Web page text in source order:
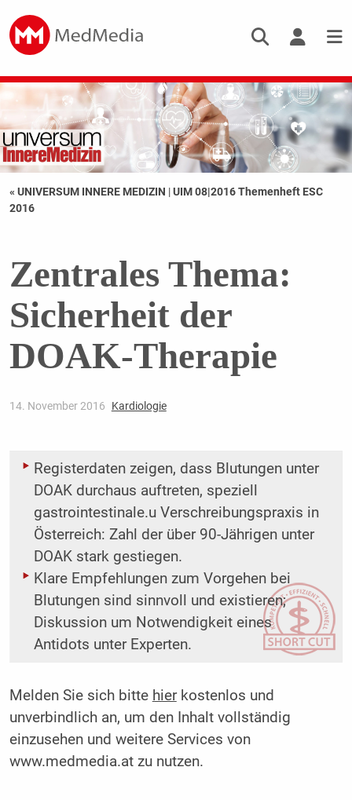
« UNIVERSUM INNERE MEDIZIN |UIM 08|2016 Themenheft ESC
2016
Zentrales Thema:
Sicherheit der
DOAK-Therapie
14. November 2016 Kardiologie
Registerdaten zeigen, dass Blutungen unter
DOAK durchaus auftreten, speziell
gastrointestinale.u Verschreibungspraxis in
Österreich: Zahl der über 90-Jährigen unter
DOAK stark gestiegen.
Klare Empfehlungen zum Vorgehen bei
Blutungen sind sinnvoll und existieren;
Diskussion um Notwendigkeit eines
Antidots unter Experten.
Melden Sie sich bitte hierkostenlos und
unverbindlich an, um den Inhalt vollständig
einzusehen und weitere Services von
www.medmedia.at zu nutzen.